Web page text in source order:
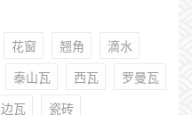
花窗 翘角
滴水
泰山瓦 西瓦
罗曼瓦
边瓦 瓷砖